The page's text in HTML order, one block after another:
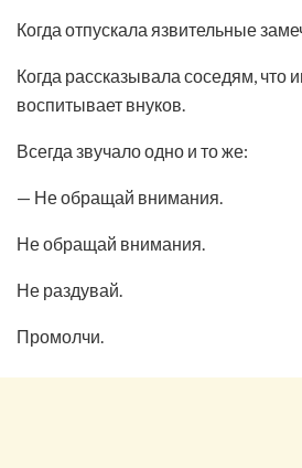
Когда отпускала язвительные
Когда рассказывала соседям, что
воспитывает внуков.
Всегда звучало одно и то же:
— Не обращай внимания.
Не обращай внимания.
Не раздувай.
Промолчи.